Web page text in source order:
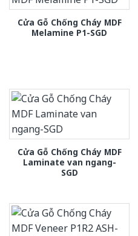
Cửa Gỗ Chống Cháy MDF
Melamine P1-SGD
Cửa Gỗ Chống Cháy MDF
Laminate van ngang-
SGD